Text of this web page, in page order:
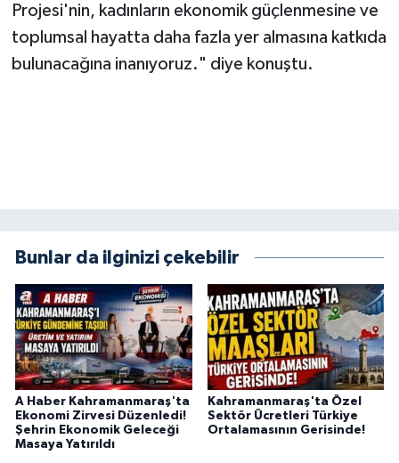
Projesi'nin, kadınların ekonomik güçlenmesine ve
toplumsal hayatta daha fazla yer almasına katkıda
bulunacağına inanıyoruz." diye konuştu.
Bunlar da ilginizi çekebilir
A Haber Kahramanmaraş'ta
Ekonomi Zirvesi Düzenledi!
Şehrin Ekonomik Geleceği
Masaya Yatırıldı
Kahramanmaraş'ta Özel
Sektör Ücretleri Türkiye
Ortalamasının Gerisinde!